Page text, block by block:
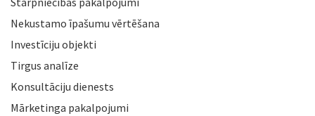
Nekustamo īpašumu vērtēšana
Investīciju objekti
Tirgus analīze
Konsultāciju dienests
Mārketinga pakalpojumi